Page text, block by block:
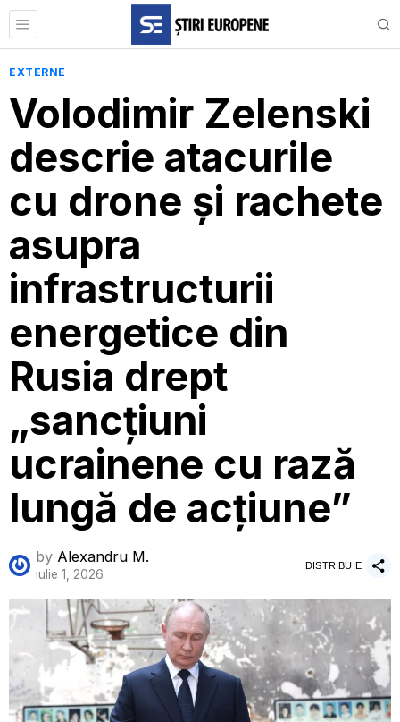
EXTERNE
Volodimir Zelenski
descrie atacurile
cu drone și rachete
asupra
infrastructurii
energetice din
Rusia drept
„sancțiuni
ucrainene cu rază
lungă de acțiune”
by Alexandru M.
iulie 1, 2026
DISTRIBUIE